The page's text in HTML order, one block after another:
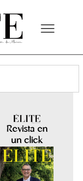
Revista en
un click